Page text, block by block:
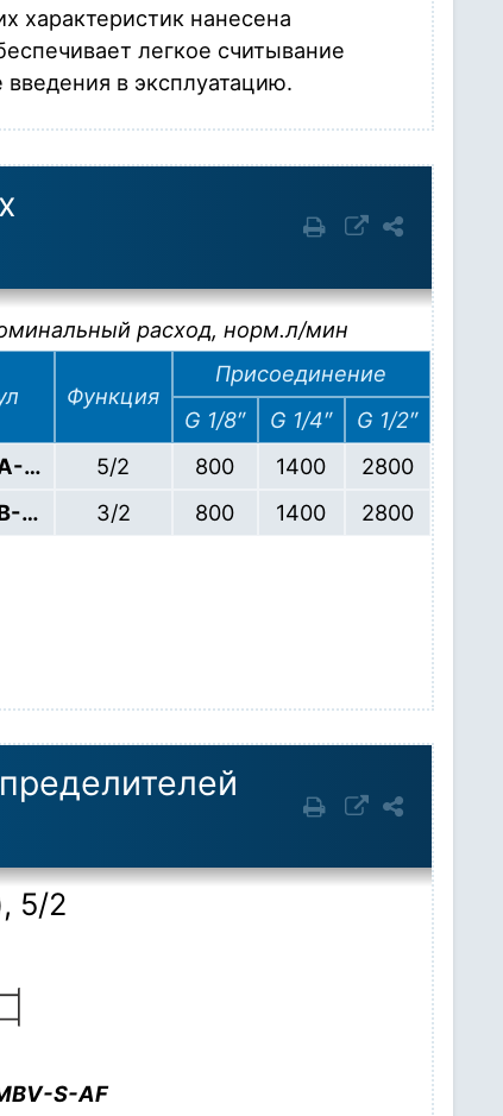
характеристик нанесена
легкое считывание
в эксплуатацию.
расход, норм.л/мин
Функция
Присоединение
G 1/8″
G 1/4″
G 1/2″
…
5/2 800 1400
2800
…
3/2 800 1400 2800
5/2
S-AF